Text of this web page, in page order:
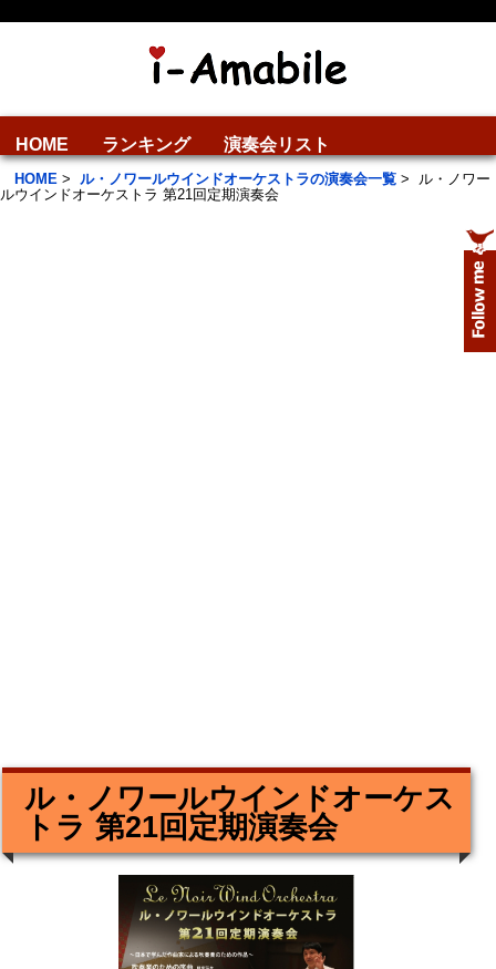
HOME ランキング 演奏会リスト
HOME > ル・ノワールウインドオーケストラの演奏会一覧 > ル・ノワー
ルウインドオーケストラ 第21回定期演奏会
ル・ノワールウインドオーケス
トラ 第21回定期演奏会